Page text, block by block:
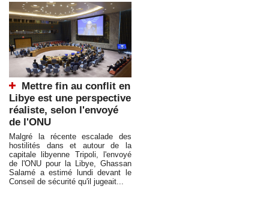
Mettre fin au conflit en
Libye est une perspective
réaliste, selon l'envoyé
de l'ONU
Malgré la récente escalade des
hostilités dans et autour de la
capitale libyenne Tripoli, l'envoyé
de l'ONU pour la Libye, Ghassan
Salamé a estimé lundi devant le
Conseil de sécurité qu'il jugeait...